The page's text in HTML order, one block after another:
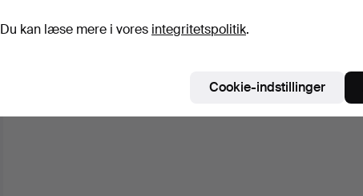
Du kan læse mere i vores integritetspolitik.
Cookie-indstillinger